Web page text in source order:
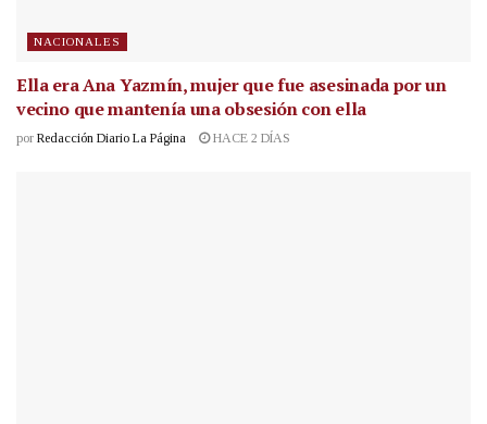
NACIONALES
Ella era Ana Yazmín, mujer que fue asesinada por un
vecino que mantenía una obsesión con ella
por Redacción Diario La Página HACE 2 DÍAS